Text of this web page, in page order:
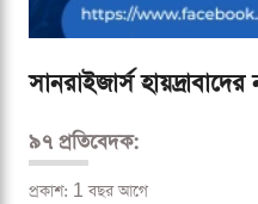
সানরাইজার্স
৯৭ প্রতিবেদক:
প্রকাশ: 1 বছর আগে